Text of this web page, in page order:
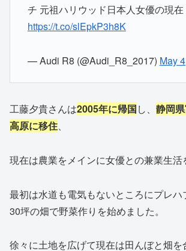
チ 元祖ハリウッド日本人女優の現在
https://t.co/slEpkP3h8K
— Audi R8 (@Audi_R8_2017) May
工藤夕貴さんは2005年に帰国し、 静岡
高原に移住、
現在は農業をメインに女優との兼業生活
最初は水道も電気もないところにプレハ
30坪の畑で野菜作りを始めました。
徐々に土地を広げて現在は田んぼと畑